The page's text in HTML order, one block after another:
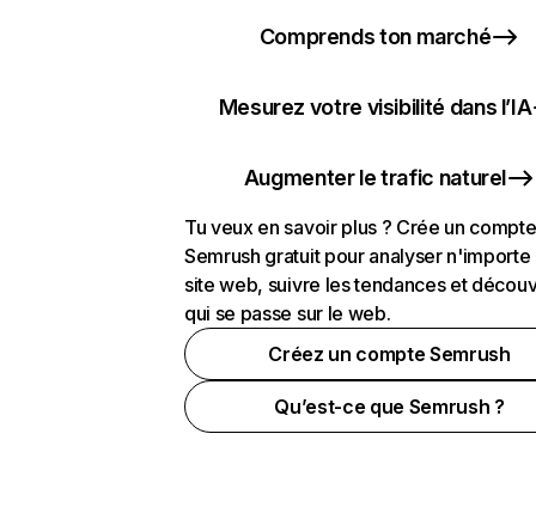
Comprends ton marché
Mesurez votre visibilité dans l’IA
Augmenter le trafic naturel
Tu veux en savoir plus ? Crée un compte
Semrush gratuit pour analyser n'importe
site web, suivre les tendances et
qui se passe sur le web.
Créez un compte Semrush
Qu’est-ce que Semrush ?